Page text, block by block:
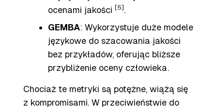
ocenami jakości [5] .
GEMBA: Wykorzystuje duże modele
językowe do szacowania jakości
bez przykładów, oferując bliższe
przybliżenie oceny człowieka.
Chociaż te metryki są potężne, wiążą się
z kompromisami. W przeciwieństwie do